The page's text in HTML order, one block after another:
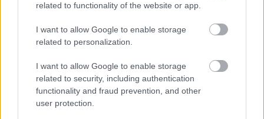
related to functionality of the website or app.
I want to allow Google to enable storage
related to personalization.
I want to allow Google to enable storage
related to security, including authentication
functionality and fraud prevention, and other
user protection.
•2019. május 21.
A 3D technológiák fejlődésével egyre több személyre
egyedi borotvákat kínál, de például az
ékszerészetben is sokan élnek a 3DP adta
lehetőségekkel. Új innovatív megoldások sorára
nyílik alkalom. Cipőgyártók 3D…